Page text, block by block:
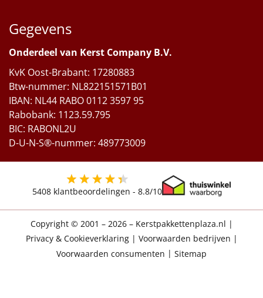
Gegevens
Onderdeel van Kerst Company B.V.
KvK Oost-Brabant: 17280883
Btw-nummer: NL822151571B01
IBAN: NL44 RABO 0112 3597 95
Rabobank: 1123.59.795
BIC: RABONL2U
D-U-N-S®-nummer: 489773009
5408 klantbeoordelingen - 8.8/10
Copyright © 2001 – 2026 – Kerstpakkettenplaza.nl |
Privacy & Cookieverklaring| Voorwaarden bedrijven |
Voorwaarden consumenten | Sitemap